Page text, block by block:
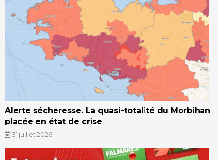
Alerte sécheresse. La quasi-totalité du Morbihan
placée en état de crise
31 juillet 2026